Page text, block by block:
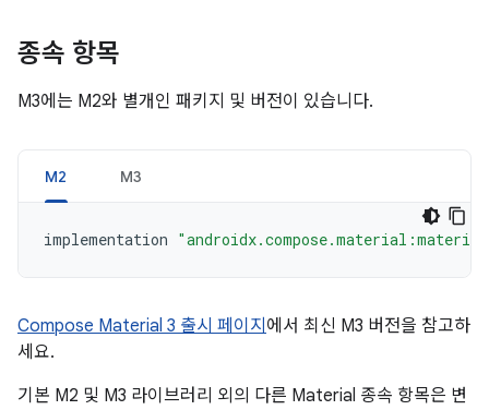
종속 항목
M3에는 M2와 별개인 패키지 및 버전이 있습니다.
M2 M3
implementation
Compose Material 3 출시 페이지 에서 최신 M3 버전을 참고하
세요.
기본 M2 및 M3 라이브러리 외의 다른 Material 종속 항목은 변